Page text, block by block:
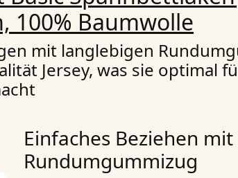
100% Baumwolle
mit langlebigen
Jersey, was sie optimal
Einfaches Beziehen mit
Rundumgummizug